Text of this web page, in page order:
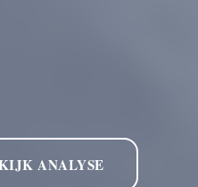
ANALYSE